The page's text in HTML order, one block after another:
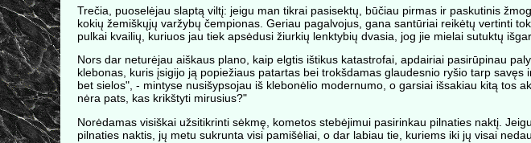
Trečia, puoselėjau slaptą viltį: jeigu man tikrai pasisektų, būčiau pirmas ir paskutinis
kokių žemiškųjų varžybų čempionas. Geriau pagalvojus, gana santūriai reikėtų vertinti
pulkai kvailių, kuriuos jau tiek apsėdusi žiurkių lenktybių dvasia, jog jie mielai sutuktų
Nors dar neturėjau aiškaus plano, kaip elgtis ištikus katastrofai, apdairiai pasirūpinau
klebonas, kuris įsigijo ją popiežiaus patartas bei trokšdamas glaudesnio ryšio tarp
bet sielos", - mintyse nusišypsojau iš klebonėlio modernumo, o garsiai išsakiau kitą tos
nėra pats, kas krikštyti mirusius?"
Norėdamas visiškai užsitikrinti sėkmę, kometos stebėjimui pasirinkau pilnaties naktį.
pilnaties naktis, jų metu sukrunta visi pamišėliai, o dar labiau tie, kuriems iki jų visai